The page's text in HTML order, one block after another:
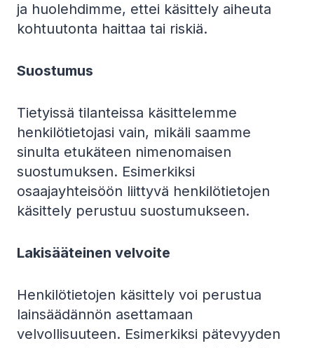
ja huolehdimme, ettei käsittely aiheuta
kohtuutonta haittaa tai riskiä.
Suostumus
Tietyissä tilanteissa käsittelemme
henkilötietojasi vain, mikäli saamme
sinulta etukäteen nimenomaisen
suostumuksen. Esimerkiksi
osaajayhteisöön liittyvä henkilötietojen
käsittely perustuu suostumukseen.
Lakisääteinen velvoite
Henkilötietojen käsittely voi perustua
lainsäädännön asettamaan
velvollisuuteen. Esimerkiksi pätevyyden